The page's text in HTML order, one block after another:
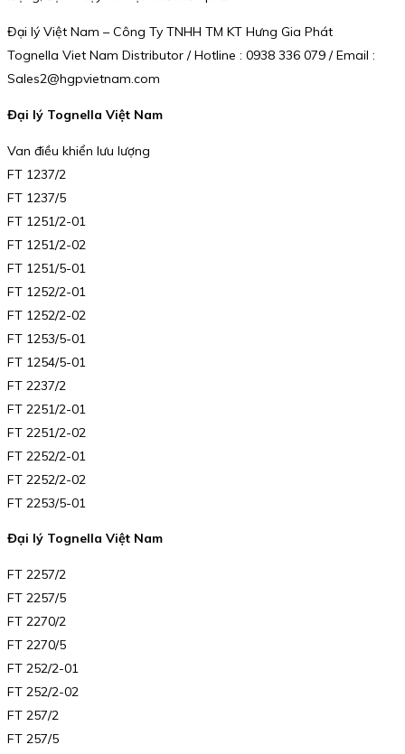
Đại lý Việt Nam – Công Ty TNHH TM KT Hưng Gia Phát
Tognella Viet Nam Distributor / Hotline : 0938 336 079 / Email :
Sales2@hgpvietnam.com
Đại lý Tognella Việt Nam
Van điều khiển lưu lượng
FT 1237/2
FT 1237/5
FT 1251/2-01
FT 1251/2-02
FT 1251/5-01
FT 1252/2-01
FT 1252/2-02
FT 1253/5-01
FT 1254/5-01
FT 2237/2
FT 2251/2-01
FT 2251/2-02
FT 2252/2-01
FT 2252/2-02
FT 2253/5-01
Đại lý Tognella Việt Nam
FT 2257/2
FT 2257/5
FT 2270/2
FT 2270/5
FT 252/2-01
FT 252/2-02
FT 257/2
FT 257/5